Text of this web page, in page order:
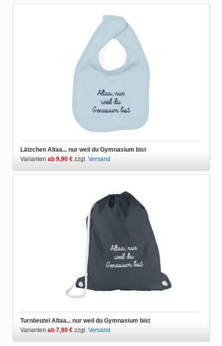
Lätzchen Altaa... nur weil du Gymnasium bist
Varianten ab 9,90 € zzgl. Versand
Turnbeutel Altaa... nur weil du Gymnasium bist
Varianten ab 7,90 € zzgl. Versand